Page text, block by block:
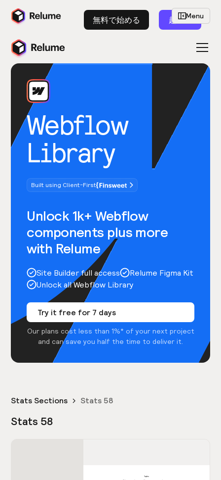
無料で始める 起動
Webflow
Library
Built using Client-First
Unlock 1k+ Webflow
components plus more
with Relume
Site Builder full access
Relume Figma Kit
Unlock all Webflow Library
Try it free for 7 days
Our plans cost less than 1%* of your next project
and can save you half the time to deliver it.
Menu
Stats Sections Stats 58
Stats 58